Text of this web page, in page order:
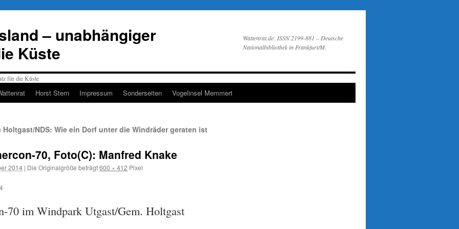
– unabhängiger
Küste
Wattenrat.de: ISSN 2199-881 – Deutsche
Nationalbibliothek in Frankfurt/M.
Horst Stern Impressum Sonderseiten Vogelinsel Memmert
NDS: Wie ein Dorf unter die Windräder geraten ist
70, Foto(C): Manfred Knake
2014 | Die Originalgröße beträgt600 × 412 Pixel
70 im Windpark Utgast/Gem. Holtgast